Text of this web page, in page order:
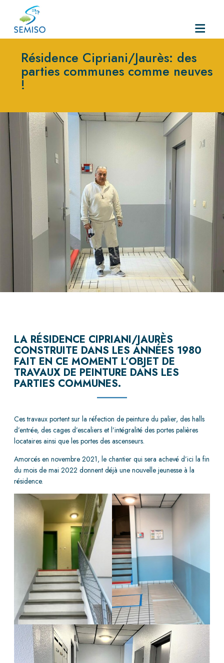
Résidence Cipriani/Jaurès: des
parties communes comme neuves
!
LA RÉSIDENCE CIPRIANI/JAURÈS
CONSTRUITE DANS LES ANNÉES 1980
FAIT EN CE MOMENT L’OBJET DE
TRAVAUX DE PEINTURE DANS LES
PARTIES COMMUNES.
Ces travaux portent sur la réfection de peinture du palier, des halls
d’entrée, des cages d’escaliers et l’intégralité des portes palières
locataires ainsi que les portes des ascenseurs.
Amorcés en novembre 2021, le chantier qui sera achevé d’ici la fin
du mois de mai 2022 donnent déjà une nouvelle jeunesse à la
résidence.